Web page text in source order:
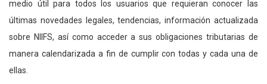
medio útil para todos los usuarios que requieran conocer las
últimas novedades legales, tendencias, información actualizada
sobre NIIFS, así como acceder a sus obligaciones tributarias de
manera calendarizada a fin de cumplir con todas y cada una de
ellas.